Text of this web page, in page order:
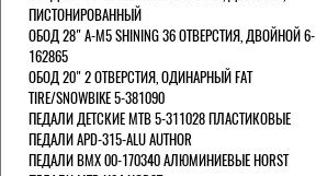
ПИСТОНИРОВАННЫЙ
ОБОД 28" A-M5 SHINING 36 ОТВЕРСТИЯ, ДВОЙНОЙ 6-
162865
ОБОД 20" 2 ОТВЕРСТИЯ, ОДИНАРНЫЙ FAT
TIRE/SNOWBIKE 5-381090
ПЕДАЛИ ДЕТСКИЕ MTB 5-311028 ПЛАСТИКОВЫЕ
ПЕДАЛИ APD-315-ALU AUTHOR
ПЕДАЛИ BMX 00-170340 АЛЮМИНИЕВЫЕ HORST